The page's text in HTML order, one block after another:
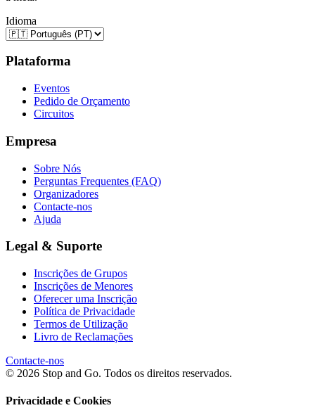
Idioma
Plataforma
Eventos
Pedido de Orçamento
Circuitos
Empresa
Sobre Nós
Perguntas Frequentes (FAQ)
Organizadores
Contacte-nos
Ajuda
Legal & Suporte
Inscrições de Grupos
Inscrições de Menores
Oferecer uma Inscrição
Política de Privacidade
Termos de Utilização
Livro de Reclamações
Contacte-nos
© 2026 Stop and Go. Todos os direitos reservados.
Privacidade e Cookies